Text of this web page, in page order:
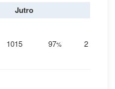
Jutro
1015 97% 2